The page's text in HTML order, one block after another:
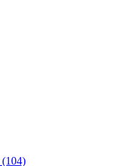
(104)